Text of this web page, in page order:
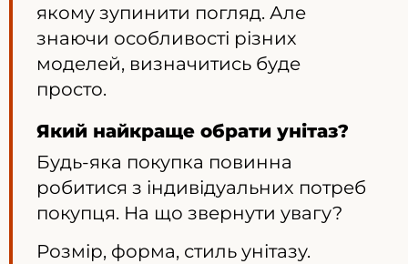
якому зупинити погляд. Але
знаючи особливості різних
моделей, визначитись буде
просто.
Який найкраще обрати унітаз?
Будь-яка покупка повинна
робитися з індивідуальних потреб
покупця. На що звернути увагу?
Розмір, форма, стиль унітазу.